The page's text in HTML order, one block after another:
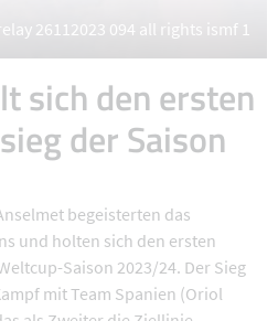
26112023 094 all rights ismf 1
sich den ersten
der Saison
begeisterten das
und holten sich den ersten
Saison 2023/24. Der Sieg
mit Team Spanien (Oriol